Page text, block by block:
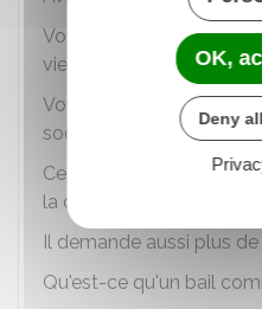
Vous préservez votre
vie professionnelle.
Vous gérez de façon
social.
Ce choix est cependant
la domiciliation dans
Il demande aussi plus
Qu'est-ce qu'un bail
OK,
Deny